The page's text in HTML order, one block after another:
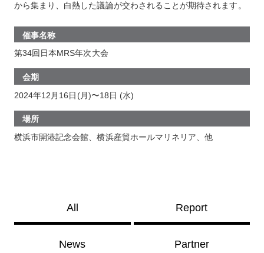
から集まり、白熱した議論が交わされることが期待されます。
催事名称
第34回日本MRS年次大会
会期
2024年12月16日(月)〜18日 (水)
場所
横浜市開港記念会館、横浜産貿ホールマリネリア、他
All Report
News Partner